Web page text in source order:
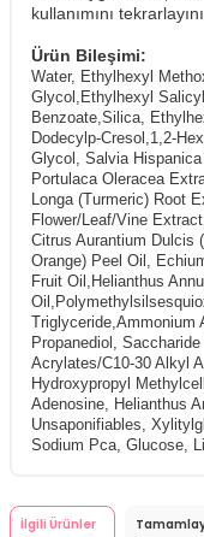
kullanımını
Ürün Bileşimi:
Water, Ethylhexyl
Glycol,Ethylhexyl
Benzoate,Silica,
Dodecylp-Cresol,1,2-
Glycol, Salvia
Portulaca Oleracea
Longa (Turmeric) Root
Flower/Leaf/Vine
Citrus Aurantium Dulcis
Orange) Peel Oil,
Fruit Oil,Helianthus
Triglyceride,Ammonium
Propanediol,
Acrylates/C10-30 Alkyl
Hydroxypropyl
Adenosine, Helianthus
Unsaponifiables,
Sodium Pca, Glucose,
İlgili Ürünler